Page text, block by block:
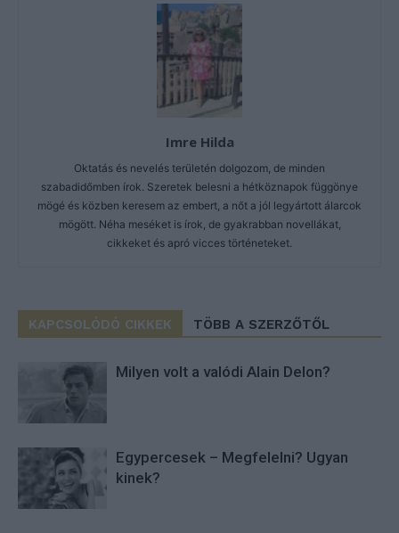
Imre Hilda
Oktatás és nevelés területén dolgozom, de minden
szabadidőmben írok. Szeretek belesni a hétköznapok függönye
mögé és közben keresem az embert, a nőt a jól legyártott álarcok
mögött. Néha meséket is írok, de gyakrabban novellákat,
cikkeket és apró vicces történeteket.
KAPCSOLÓDÓ CIKKEK TÖBB A SZERZŐTŐL
Milyen volt a valódi Alain Delon?
Egypercesek – Megfelelni? Ugyan
kinek?